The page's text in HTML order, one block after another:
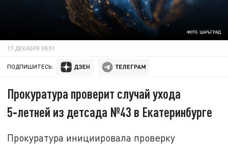
ФОТО: ЦАРЬГРАД
17 ДЕКАБРЯ 08:51
ПОДПИШИТЕСЬ:
Прокуратура проверит случай ухода
5‑летней из детсада №43 в Екатеринбурге
Прокуратура инициировала проверку